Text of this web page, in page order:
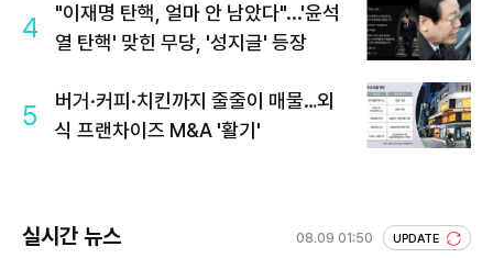
4
"이재명 탄핵, 얼마 안 남았다"...'윤석
열 탄핵' 맞힌 무당, '성지글' 등장
5
버거·커피·치킨까지 줄줄이 매물…외
식 프랜차이즈 M&A '활기'
실시간 뉴스 08.09 01:50 UPDATE